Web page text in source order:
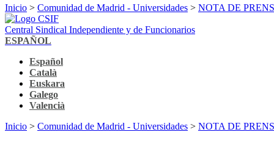
Inicio > Comunidad de Madrid - Universidades > NOTA DE
Central Sindical Independiente y de Funcionarios
ESPAÑOL
Español
Català
Euskara
Galego
Valencià
Inicio > Comunidad de Madrid - Universidades > NOTA DE